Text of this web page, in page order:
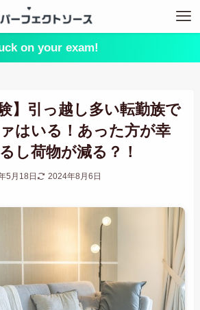
on your exam!
験】引っ越し多い転勤族で
はいる！あった方が幸
し荷物が減る？！
5月18日 2024年8月6日